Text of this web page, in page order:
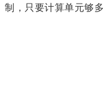
制，只要计算单元够